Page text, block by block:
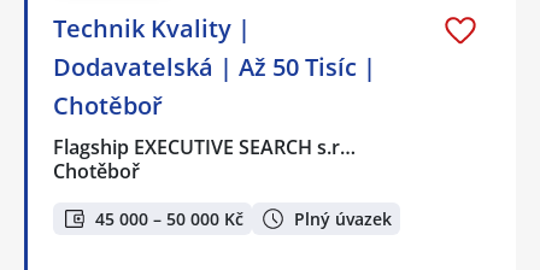
Technik Kvality |
Dodavatelská | Až 50 Tisíc |
Chotěboř
Flagship EXECUTIVE SEARCH s.r…
Chotěboř
45 000 – 50 000 Kč Plný úvazek